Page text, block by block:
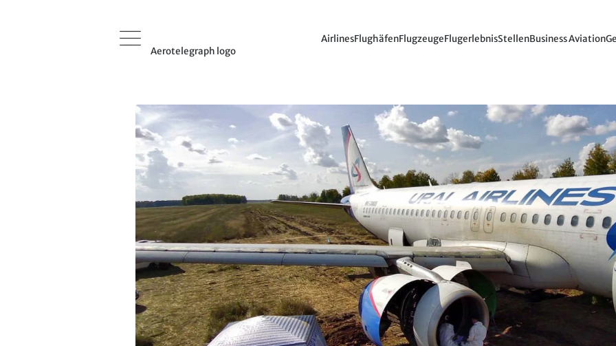
Aerotelegraph logo
AirlinesFlughäfenFlugzeugeFlugerlebnisStellenBusiness Aviation